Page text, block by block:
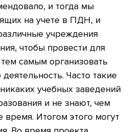
и тогда мы
на учете в ПДН, и
учреждения
чтобы провести для
самым организовать
Часто такие
учебных заведений
и не знают, чем
время. Итогом этого могут